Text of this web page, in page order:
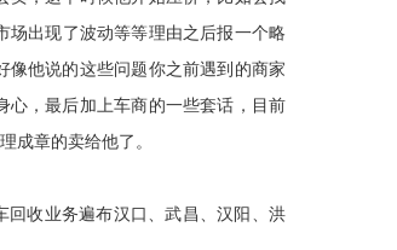
场出现了波动等等理由之后报一个略
像他说的这些问题你之前遇到的商家
心，最后加上车商的一些套话，目前
成章的卖给他了。
收业务遍布汉口、武昌、汉阳、洪